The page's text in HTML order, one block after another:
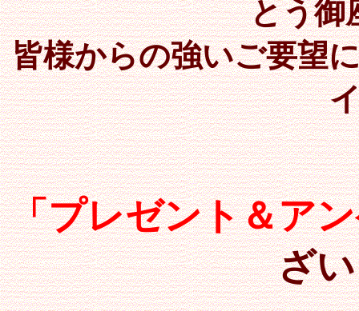
とう御
皆様からの強いご要望
「プレゼント＆ア
ざ